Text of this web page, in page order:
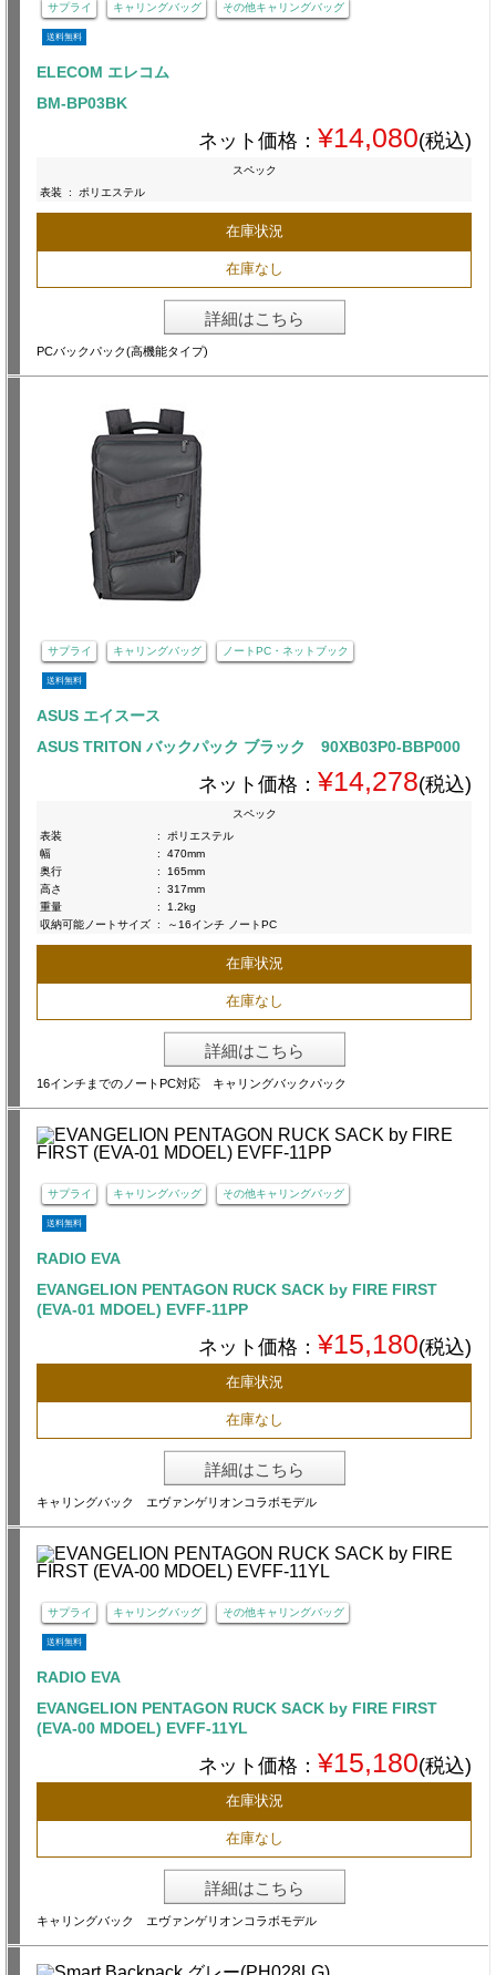
サプライ キャリングバッグ その他キャリングバッグ
送料無料
ELECOM エレコム
BM-BP03BK
ネット価格： ¥14,080(税込)
スペック
表装 : ポリエステル
在庫状況
在庫なし
詳細はこちら
PCバックパック(高機能タイプ)
サプライ キャリングバッグ ノートPC・ネットブック
送料無料
ASUS エイスース
ASUS TRITON バックパック ブラック 90XB03P0-BBP000
ネット価格： ¥14,278(税込)
スペック
表装
:
ポリエステル
幅
:
470mm
奥行
:
165mm
高さ
:
317mm
重量
:
1.2kg
収納可能ノートサイズ : ～16インチ ノートPC
在庫状況
在庫なし
詳細はこちら
16インチまでのノートPC対応 キャリングバックパック
サプライ キャリングバッグ その他キャリングバッグ
送料無料
RADIO EVA
EVANGELION PENTAGON RUCK SACK by FIRE FIRST
(EVA-01 MDOEL) EVFF-11PP
ネット価格： ¥15,180(税込)
在庫状況
在庫なし
詳細はこちら
キャリングバック エヴァンゲリオンコラボモデル
サプライ キャリングバッグ その他キャリングバッグ
送料無料
RADIO EVA
EVANGELION PENTAGON RUCK SACK by FIRE FIRST
(EVA-00 MDOEL) EVFF-11YL
ネット価格： ¥15,180(税込)
在庫状況
在庫なし
詳細はこちら
キャリングバック エヴァンゲリオンコラボモデル